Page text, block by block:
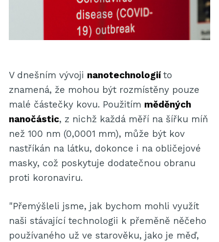
V dnešním vývoji nanotechnologiíto
znamená, že mohou být rozmístěny pouze
malé částečky kovu. Použitím měděných
nanočástic, z nichž každá měří na šířku míň
než 100 nm (0,0001 mm), může být kov
nastříkán na látku, dokonce i na obličejové
masky, což poskytuje dodatečnou obranu
proti koronaviru.
"Přemýšleli jsme, jak bychom mohli využít
naši stávající technologii k přeměně něčeho
používaného už ve starověku, jako je měď,